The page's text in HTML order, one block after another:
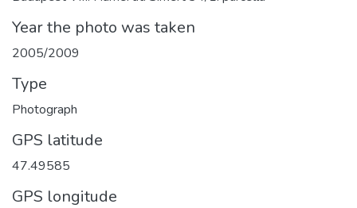
Year the photo was taken
2005/2009
Type
Photograph
GPS latitude
47.49585
GPS longitude